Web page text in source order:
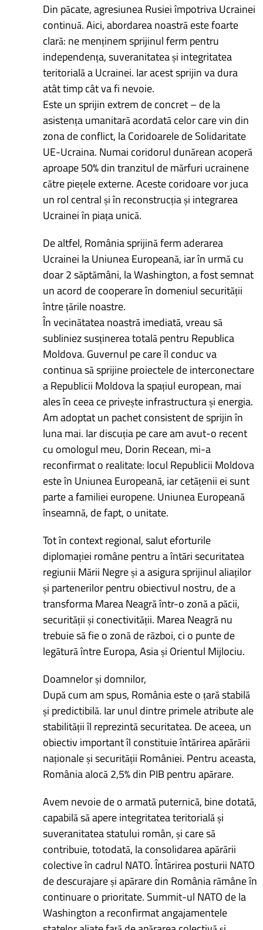
Din păcate, agresiunea Rusiei împotriva Ucrainei
continuă. Aici, abordarea noastră este foarte
clară: ne menținem sprijinul ferm pentru
independența, suveranitatea și integritatea
teritorială a Ucrainei. Iar acest sprijin va dura
atât timp cât va fi nevoie.
Este un sprijin extrem de concret – de la
asistența umanitară acordată celor care vin din
zona de conflict, la Coridoarele de Solidaritate
UE-Ucraina. Numai coridorul dunărean acoperă
aproape 50% din tranzitul de mărfuri ucrainene
către piețele externe. Aceste coridoare vor juca
un rol central și în reconstrucția și integrarea
Ucrainei în piața unică.
De altfel, România sprijină ferm aderarea
Ucrainei la Uniunea Europeană, iar în urmă cu
doar 2 săptămâni, la Washington, a fost semnat
un acord de cooperare în domeniul securității
între țările noastre.
În vecinătatea noastră imediată, vreau să
subliniez susținerea totală pentru Republica
Moldova. Guvernul pe care îl conduc va
continua să sprijine proiectele de interconectare
a Republicii Moldova la spațiul european, mai
ales în ceea ce privește infrastructura și energia.
Am adoptat un pachet consistent de sprijin în
luna mai. Iar discuția pe care am avut-o recent
cu omologul meu, Dorin Recean, mi-a
reconfirmat o realitate: locul Republicii Moldova
este în Uniunea Europeană, iar cetățenii ei sunt
parte a familiei europene. Uniunea Europeană
înseamnă, de fapt, o unitate.
Tot în context regional, salut eforturile
diplomației române pentru a întări securitatea
regiunii Mării Negre și a asigura sprijinul aliaților
și partenerilor pentru obiectivul nostru, de a
transforma Marea Neagră într-o zonă a păcii,
securității și conectivității. Marea Neagră nu
trebuie să fie o zonă de război, ci o punte de
legătură între Europa, Asia și Orientul Mijlociu.
Doamnelor și domnilor,
După cum am spus, România este o țară stabilă
și predictibilă. Iar unul dintre primele atribute ale
stabilității îl reprezintă securitatea. De aceea, un
obiectiv important îl constituie întărirea apărării
naționale și securității României. Pentru aceasta,
România alocă 2,5% din PIB pentru apărare.
Avem nevoie de o armată puternică, bine dotată,
capabilă să apere integritatea teritorială și
suveranitatea statului român, și care să
contribuie, totodată, la consolidarea apărării
colective în cadrul NATO. Întărirea posturii NATO
de descurajare și apărare din România rămâne în
continuare o prioritate. Summit-ul NATO de la
Washington a reconfirmat angajamentele